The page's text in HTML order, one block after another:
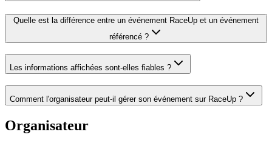
Quelle est la différence entre un événement RaceUp et un événement
référencé ?
Les informations affichées sont-elles fiables ?
Comment l'organisateur peut-il gérer son événement sur RaceUp ?
Organisateur